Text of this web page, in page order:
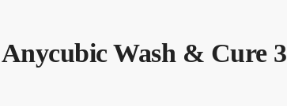
Anycubic Wash & Cure 3